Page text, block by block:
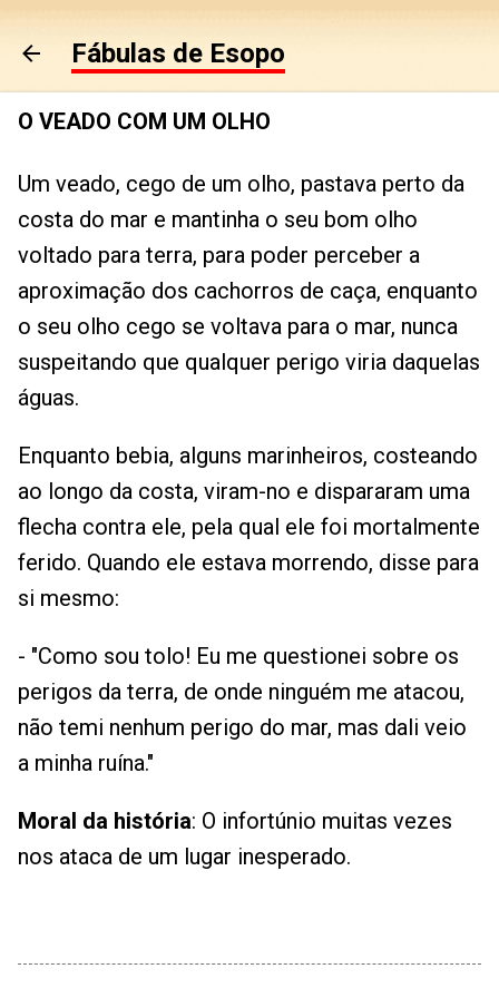
Pular para o conteúdo principal
Fábulas de Esopo
O VEADO COM UM OLHO
Um veado, cego de um olho, pastava perto da
costa do mar e mantinha o seu bom olho
voltado para terra, para poder perceber a
aproximação dos cachorros de caça, enquanto
o seu olho cego se voltava para o mar, nunca
suspeitando que qualquer perigo viria daquelas
águas.
Enquanto bebia, alguns marinheiros, costeando
ao longo da costa, viram-no e dispararam uma
flecha contra ele, pela qual ele foi mortalmente
ferido. Quando ele estava morrendo, disse para
si mesmo:
- "Como sou tolo! Eu me questionei sobre os
perigos da terra, de onde ninguém me atacou,
não temi nenhum perigo do mar, mas dali veio
a minha ruína."
Moral da história: O infortúnio muitas vezes
nos ataca de um lugar inesperado.